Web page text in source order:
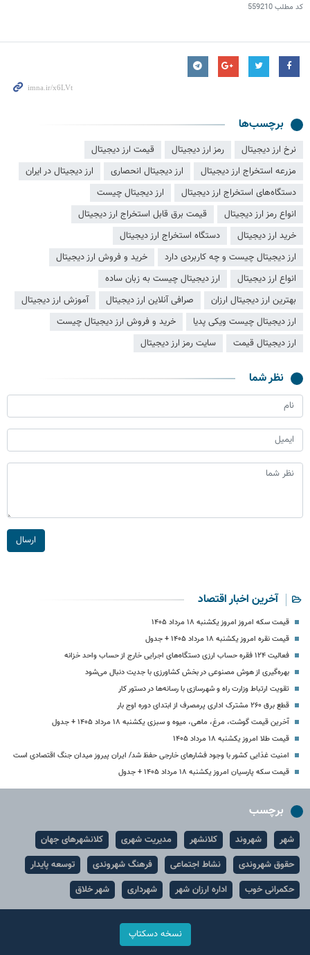
کد مطلب559210
برچسب‌ها
نرخ ارز دیجیتال رمز ارز دیجیتال
قیمت ارز دیجیتال
مزرعه استخراج ارز دیجیتال
ارز دیجیتال انحصاری
ارز دیجیتال در ایران
دستگاه‌های استخراج ارز دیجیتال
ارز دیجیتال چیست
انواع رمز ارز دیجیتال
قیمت برق قابل استخراج ارز دیجیتال
خرید ارز دیجیتال
دستگاه استخراج ارز دیجیتال
ارز دیجیتال چیست و چه کاربردی دارد
خرید و فروش ارز دیجیتال
انواع ارز دیجیتال
ارز دیجیتال چیست به زبان ساده
بهترین ارز دیجیتال ارزان
صرافی آنلاین ارز دیجیتال
آموزش ارز دیجیتال
ارز دیجیتال چیست ویکی پدیا
خرید و فروش ارز دیجیتال چیست
ارز دیجیتال قیمت
سایت رمز ارز دیجیتال
نظر شما
ارسال
آخرین اخبار اقتصاد
قیمت سکه امروز امروز یکشنبه ۱۸ مرداد ۱۴۰۵
قیمت نقره امروز یکشنبه ۱۸ مرداد ۱۴۰۵ + جدول
فعالیت ۱۲۴ فقره حساب ارزی دستگاه‌های اجرایی خارج از حساب واحد خزانه
بهره‌گیری از هوش مصنوعی در بخش کشاورزی با جدیت دنبال می‌شود
تقویت ارتباط وزارت راه و شهرسازی با رسانه‌ها در دستور کار
قطع برق ۲۶۰ مشترک اداری پرمصرف از ابتدای دوره اوج بار
آخرین قیمت گوشت، مرغ، ماهی، میوه و سبزی یکشنبه ۱۸ مرداد ۱۴۰۵ + جدول
قیمت طلا امروز یکشنبه ۱۸ مرداد ۱۴۰۵
امنیت غذایی کشور با وجود فشارهای خارجی حفظ شد/ ایران پیروز میدان جنگ اقتصادی است
قیمت سکه پارسیان امروز یکشنبه ۱۸ مرداد ۱۴۰۵ + جدول
برچسب
شهر شهروند کلانشهر مدیریت شهری
کلانشهرهای جهان
حقوق شهروندی
نشاط اجتماعی فرهنگ شهروندی
توسعه پایدار
حکمرانی خوب
اداره ارزان شهر شهرداری شهر خلاق
نسخه دسکتاپ